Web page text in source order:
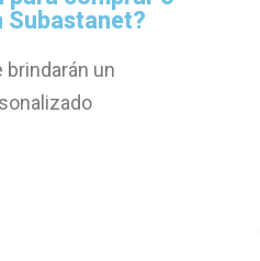
Subastanet?
un